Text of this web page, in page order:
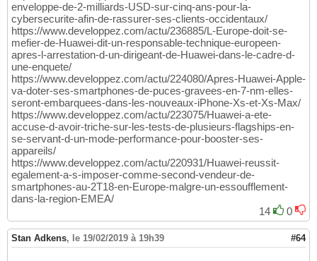
enveloppe-de-2-milliards-USD-sur-cinq-ans-pour-la-
cybersecurite-afin-de-rassurer-ses-clients-occidentaux/
https://www.developpez.com/actu/236885/L-Europe-doit-se-
mefier-de-Huawei-dit-un-responsable-technique-europeen-
apres-l-arrestation-d-un-dirigeant-de-Huawei-dans-le-cadre-d-
une-enquete/
https://www.developpez.com/actu/224080/Apres-Huawei-Apple-
va-doter-ses-smartphones-de-puces-gravees-en-7-nm-elles-
seront-embarquees-dans-les-nouveaux-iPhone-Xs-et-Xs-Max/
https://www.developpez.com/actu/223075/Huawei-a-ete-
accuse-d-avoir-triche-sur-les-tests-de-plusieurs-flagships-en-
se-servant-d-un-mode-performance-pour-booster-ses-
appareils/
https://www.developpez.com/actu/220931/Huawei-reussit-
egalement-a-s-imposer-comme-second-vendeur-de-
smartphones-au-2T18-en-Europe-malgre-un-essoufflement-
dans-la-region-EMEA/
14
0
Stan Adkens, le 19/02/2019 à 19h39 #64